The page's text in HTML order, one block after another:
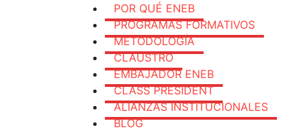
POR QUÉ ENEB
PROGRAMAS FORMATIVOS
METODOLOGÍA
CLAUSTRO
EMBAJADOR ENEB
CLASS PRESIDENT
ALIANZAS INSTITUCIONALES
BLOG